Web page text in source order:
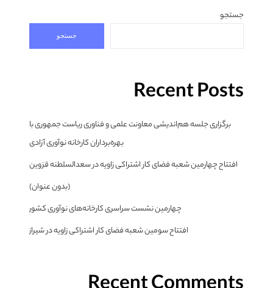
جستجو
جستجو
Recent Posts
برگزاری جلسه هم‌اندیشی معاونت علمی و فناوری ریاست جمهوری با
بهره‌برداران کارخانه نوآوری آزادی
افتتاح چهارمین شعبه فضای کار اشتراکی زاویه در سعدالسلطنه قزوین
(بدون عنوان)
چهارمین نشست سراسری کارخانه‌های نوآوری کشور
افتتاح سومین شعبه فضای کار اشتراکی زاویه در شیراز